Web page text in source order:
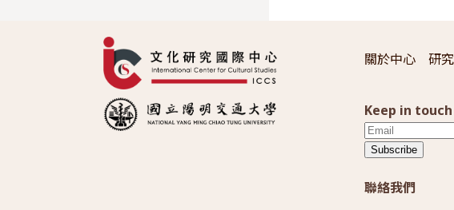
關於中心 研
Keep in
Subscribe
聯絡我們